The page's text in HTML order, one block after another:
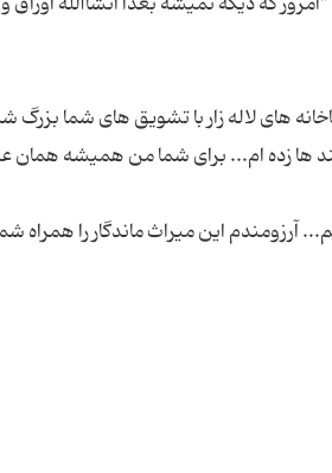
های لاله زار با تشویق های شما بزرگ
ها زده ام... برای شما من همیشه همان